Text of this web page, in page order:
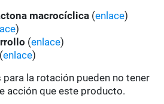
macrocíclica (enlace)
)
(enlace)
(enlace)
la rotación pueden no tener
acción que este producto.